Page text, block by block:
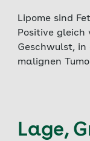
Lipome sind
Positive gleich
Geschwulst, in
malignen
Lage,